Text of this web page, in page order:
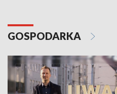
GOSPODARKA